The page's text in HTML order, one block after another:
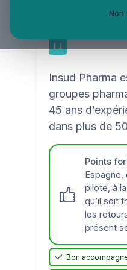
Insud Pharma
groupes
45 ans
dans plus de
Points
Espagne,
pilote, à
qu’il soit
les
présent
Bon
Non